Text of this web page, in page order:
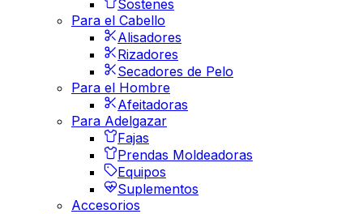
Sostenes
Para el Cabello
Alisadores
Rizadores
Secadores de Pelo
Para el Hombre
Afeitadoras
Para Adelgazar
Fajas
Prendas Moldeadoras
Equipos
Suplementos
Accesorios